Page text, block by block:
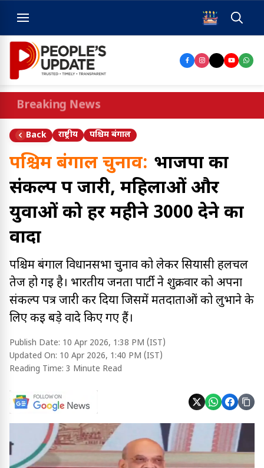
Breaking News
Back राष्ट्रीय पश्चिम बंगाल
पश्चिम बंगाल चुनाव: भाजपा का
संकल्प पत्र जारी, महिलाओं और
युवाओं को हर महीने ₹3000 देने का
वादा
पश्चिम बंगाल विधानसभा चुनाव को लेकर सियासी हलचल
तेज हो गई है। भारतीय जनता पार्टी ने शुक्रवार को अपना
संकल्प पत्र जारी कर दिया जिसमें मतदाताओं को लुभाने के
लिए कई बड़े वादे किए गए हैं।
Publish Date: 10 Apr 2026, 1:38 PM (IST)
Updated On: 10 Apr 2026, 1:40 PM (IST)
Reading Time: 3 Minute Read